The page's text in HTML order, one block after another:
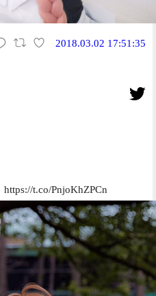
2018.03.02 17:51:35
https://t.co/PnjoKhZPCn